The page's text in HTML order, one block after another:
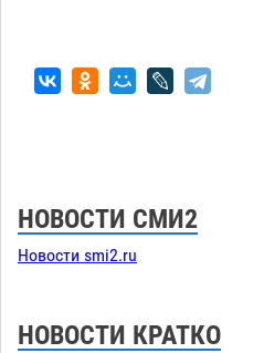
НОВОСТИ СМИ2
Новости smi2.ru
НОВОСТИ КРАТКО